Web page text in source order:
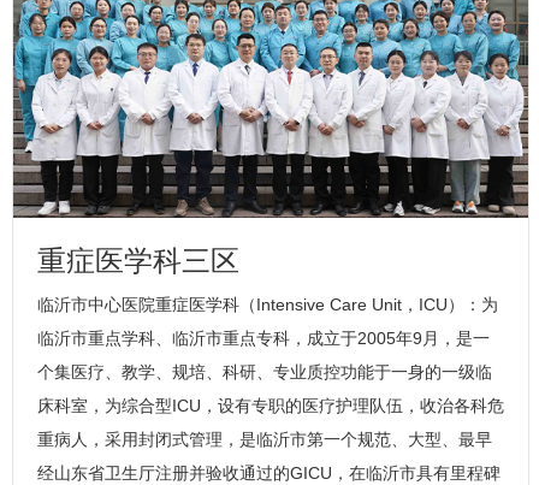
重症医学科三区
临沂市中心医院重症医学科（Intensive Care Unit， ICU）：为
临沂市重点学科、临沂市重点专科，成立于2005年9月，是一
个集医疗、教学、规培、科研、专业质控功能于一身的一级临
床科室 ，为综合型ICU ，设有专职的医疗护理队伍，收治各科危
重病人，采用封闭式管理，是临沂市第一个规范、大型、最早
经山东省卫生厅注册并验收通过的GICU ，在临沂市具有里程碑